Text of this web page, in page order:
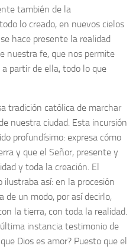
también de la
lo creado, en nuevos cielos
hace presente la realidad
nuestra fe, que nos permite
partir de ella, todo lo que
tradición católica de marchar
nuestra ciudad. Esta incursión
profundísimo: expresa cómo
y que el Señor, presente y
y toda la creación. El
así: en la procesión
de un modo, por así decirlo,
la tierra, con toda la realidad.
instancia testimonio de
Dios es amor? Puesto que el